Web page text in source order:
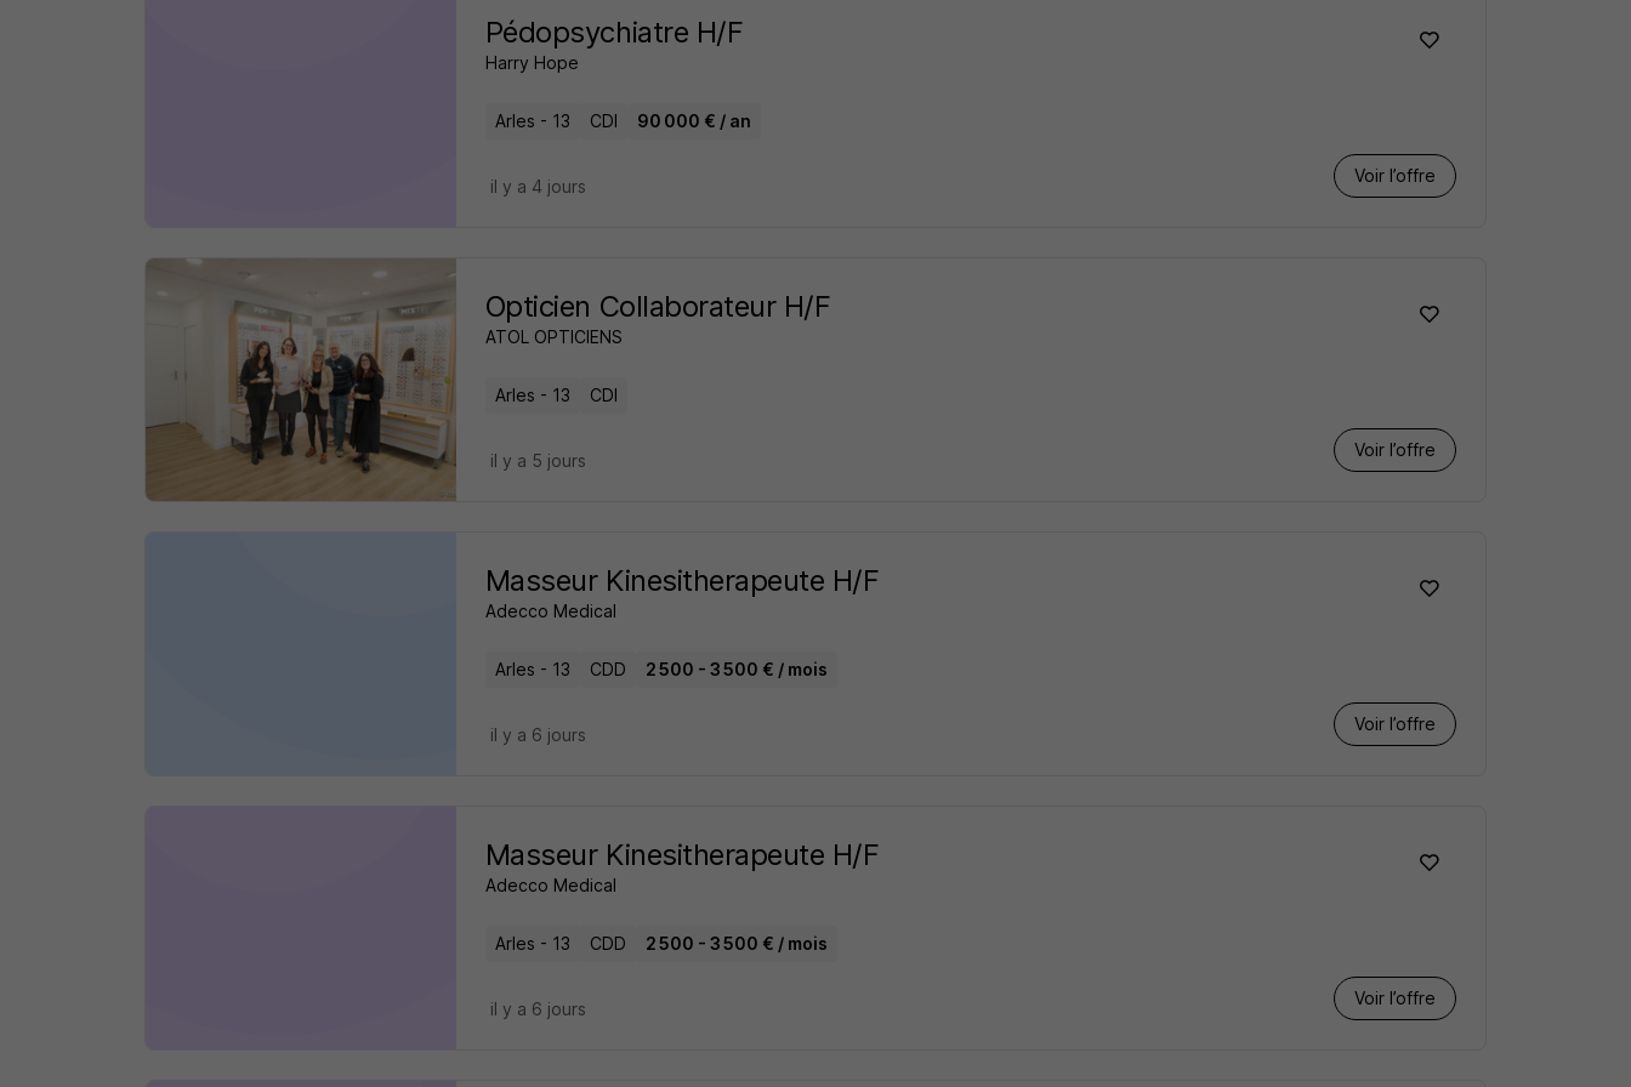
Pédopsychiatre H/F
Harry Hope
Arles - 13 CDI 90 000 € / an
Voir l’offre
il y a 4 jours
Opticien Collaborateur H/F
ATOL OPTICIENS
Arles - 13 CDI
Voir l’offre
il y a 5 jours
Masseur Kinesitherapeute H/F
Adecco Medical
Arles - 13 CDD 2 500 - 3 500 € / mois
Voir l’offre
il y a 6 jours
Masseur Kinesitherapeute H/F
Adecco Medical
Arles - 13 CDD 2 500 - 3 500 € / mois
Voir l’offre
il y a 6 jours